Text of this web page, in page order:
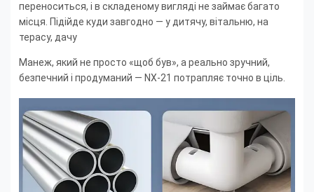
переноситься, і в складеному вигляді не займає багато
місця. Підійде куди завгодно — у дитячу, вітальню, на
терасу, дачу
Манеж, який не просто «щоб був», а реально зручний,
безпечний і продуманий — NX-21 потрапляє точно в ціль.